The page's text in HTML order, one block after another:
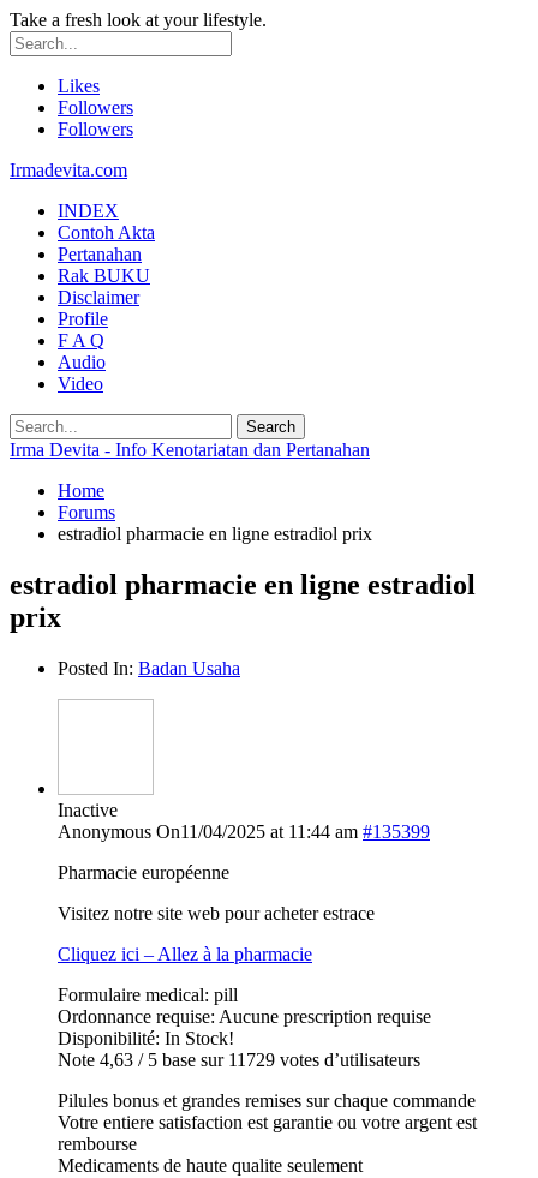
Take a fresh look at your lifestyle.
Likes
Followers
Followers
Irmadevita.com
INDEX
Contoh Akta
Pertanahan
Rak BUKU
Disclaimer
Profile
F A Q
Audio
Video
Irma Devita - Info Kenotariatan dan Pertanahan
Home
Forums
estradiol pharmacie en ligne estradiol prix
estradiol pharmacie en ligne estradiol
prix
Posted In: Badan Usaha
Inactive
Anonymous On11/04/2025 at 11:44 am #135399
Pharmacie européenne
Visitez notre site web pour acheter estrace
Cliquez ici – Allez à la pharmacie
Formulaire medical: pill
Ordonnance requise: Aucune prescription requise
Disponibilité: In Stock!
Note 4,63 / 5 base sur 11729 votes d’utilisateurs
Pilules bonus et grandes remises sur chaque commande
Votre entiere satisfaction est garantie ou votre argent est
rembourse
Medicaments de haute qualite seulement